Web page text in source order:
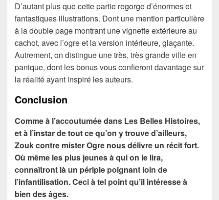
D’autant plus que cette partie regorge d’énormes et
fantastiques illustrations. Dont une mention particulière
à la double page montrant une vignette extérieure au
cachot, avec l’ogre et la version intérieure, glaçante.
Autrement, on distingue une très, très grande ville en
panique, dont les bonus vous confieront davantage sur
la réalité ayant inspiré les auteurs.
Conclusion
Comme à l’accoutumée dans Les Belles Histoires,
et à l’instar de tout ce qu’on y trouve d’ailleurs,
Zouk contre mister Ogre nous délivre un récit fort.
Où même les plus jeunes à qui on le lira,
connaîtront là un périple poignant loin de
l’infantilisation. Ceci à tel point qu’il intéresse à
bien des âges.